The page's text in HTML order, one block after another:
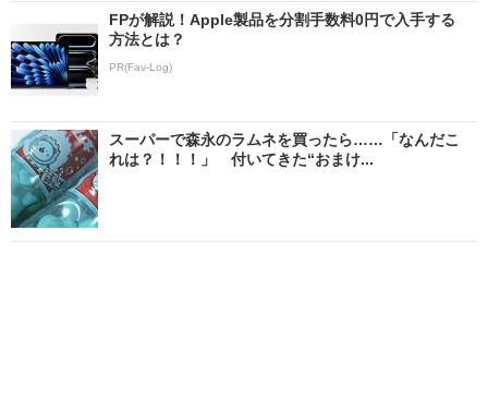
FPが解説！Apple製品を分割手数料0円で入手する
方法とは？
PR(Fav-Log)
スーパーで森永のラムネを買ったら……「なんだこ
れは？！！！」 付いてきた“おまけ...